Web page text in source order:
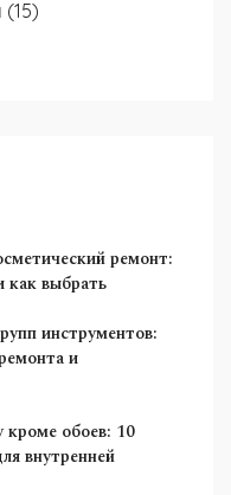
(15)
ремонт:
как выбрать
инструментов:
и
обоев: 10
внутренней